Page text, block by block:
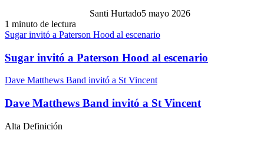
Santi Hurtado5 mayo 2026
1 minuto de lectura
Sugar invitó a Paterson Hood al escenario
Sugar invitó a Paterson Hood al escenario
Dave Matthews Band invitó a St Vincent
Dave Matthews Band invitó a St Vincent
Alta Definición